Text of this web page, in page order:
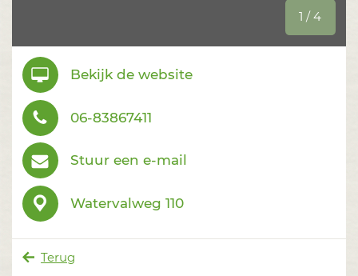
1 / 4
Bekijk de website
06-83867411
Stuur een e-mail
Watervalweg 110
Terug